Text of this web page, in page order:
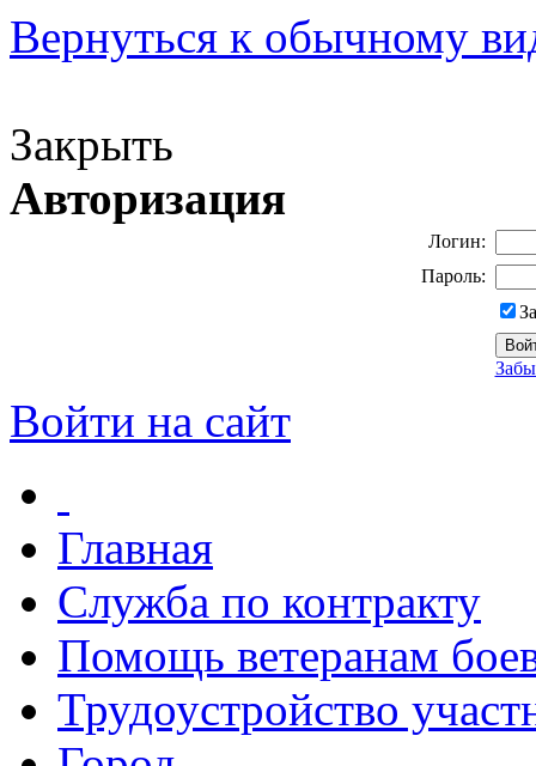
Вернуться к обычному
Закрыть
Авторизация
Логин:
Пароль:
Войти на сайт
Главная
Служба по контракту
Помощь ветеранам
Трудоустройство